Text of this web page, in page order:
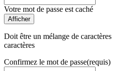
Votre mot de passe est caché
Afficher
Doit être un mélange de
caractères
Confirmez le mot de passe(requis)